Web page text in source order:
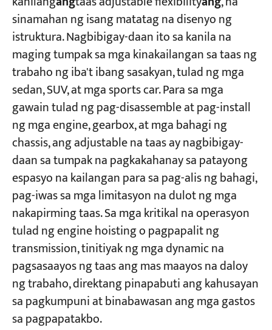
sinamahan ng isang matatag na disenyo ng
istruktura. Nagbibigay-daan ito sa kanila na
maging tumpak sa mga kinakailangan sa taas ng
trabaho ng iba't ibang sasakyan, tulad ng mga
sedan, SUV, at mga sports car. Para sa mga
gawain tulad ng pag-disassemble at pag-install
ng mga engine, gearbox, at mga bahagi ng
chassis, ang adjustable na taas ay nagbibigay-
daan sa tumpak na pagkakahanay sa patayong
espasyo na kailangan para sa pag-alis ng bahagi,
pag-iwas sa mga limitasyon na dulot ng mga
nakapirming taas. Sa mga kritikal na operasyon
tulad ng engine hoisting o pagpapalit ng
transmission, tinitiyak ng mga dynamic na
pagsasaayos ng taas ang mas maayos na daloy
ng trabaho, direktang pinapabuti ang kahusayan
sa pagkumpuni at binabawasan ang mga gastos
sa pagpapatakbo.